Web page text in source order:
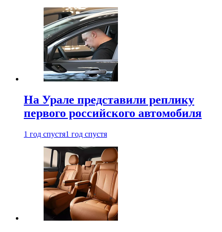
На Урале представили реплику
первого российского автомобиля
1 год спустя1 год спустя